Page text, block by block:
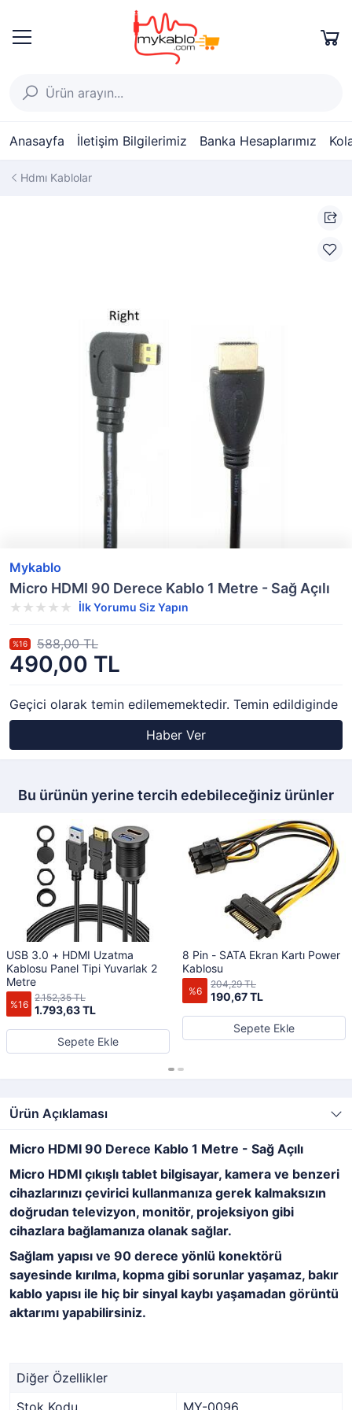
Anasayfa İletişim Bilgilerimiz Banka Hesaplarımız
Hdmı Kablolar
Mykablo
Micro HDMI 90 Derece Kablo 1 Metre - Sağ Açılı
İlk Yorumu Siz Yapın
490,00 TL
%16 588,00 TL
Geçici olarak temin edilememektedir. Temin edildiginde
Haber Ver
Bu ürünün yerine tercih edebileceğiniz ürünler
USB 3.0 + HDMI Uzatma
Kablosu Panel Tipi Yuvarlak 2
Metre
%16 1.793,63 TL
2.152,35 TL
Sepete Ekle
8 Pin - SATA Ekran Kartı Power
Kablosu
%6 190,67 TL
204,29 TL
Sepete Ekle
Ürün Açıklaması
Micro HDMI 90 Derece Kablo 1 Metre - Sağ Açılı
Micro HDMI çıkışlı tablet bilgisayar, kamera ve benzeri
cihazlarınızı çevirici kullanmanıza gerek kalmaksızın
doğrudan televizyon, monitör, projeksiyon gibi
cihazlara bağlamanıza olanak sağlar.
Sağlam yapısı ve 90 derece yönlü konektörü
sayesinde kırılma, kopma gibi sorunlar yaşamaz, bakır
kablo yapısı ile hiç bir sinyal kaybı yaşamadan görüntü
aktarımı yapabilirsiniz.
Diğer Özellikler
Stok Kodu
MY-0096